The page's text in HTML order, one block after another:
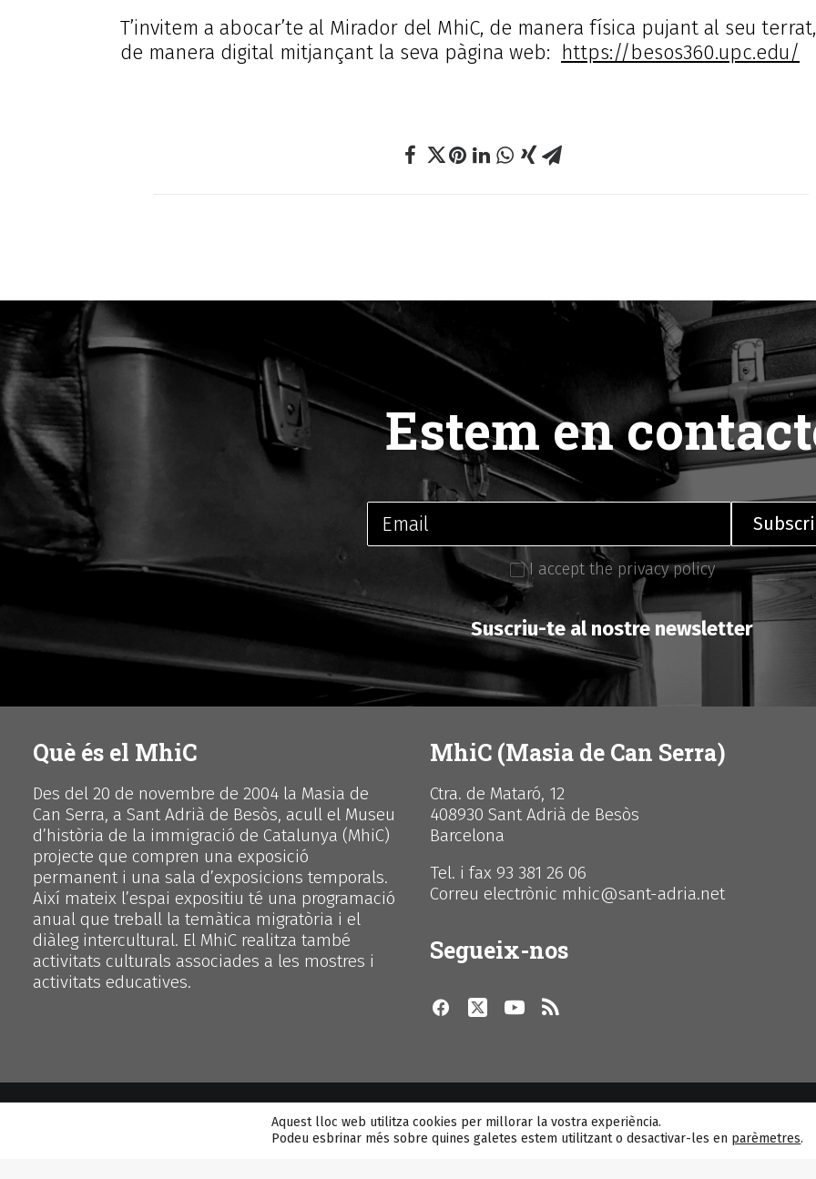
T’invitem a abocar’te al Mirador del MhiC, de manera física pujant al seu
de manera digital mitjançant la seva pàgina web: https://besos360.upc.edu/
Estem en
I accept the privacy policy
Suscriu-te al nostre newsletter
Què és el MhiC
Des del 20 de novembre de 2004 la Masia de
Can Serra, a Sant Adrià de Besòs, acull el Museu
d’història de la immigració de Catalunya (MhiC)
projecte que compren una exposició
permanent i una sala d’exposicions temporals.
Així mateix l’espai expositiu té una programació
anual que treball la temàtica migratòria i el
diàleg intercultural. El MhiC realitza també
activitats culturals associades a les mostres i
activitats educatives.
MhiC (Masia de Can Serra)
Ctra. de Mataró, 12
408930 Sant Adrià de Besòs
Barcelona
Tel. i fax 93 381 26 06
Correu electrònic mhic@sant-adria.net
Segueix-nos
© MhiC
Aquest lloc web utilitza cookies per millorar la vostra experiència.
Podeu esbrinar més sobre quines galetes estem utilitzant o desactivar-les en parèmetres.